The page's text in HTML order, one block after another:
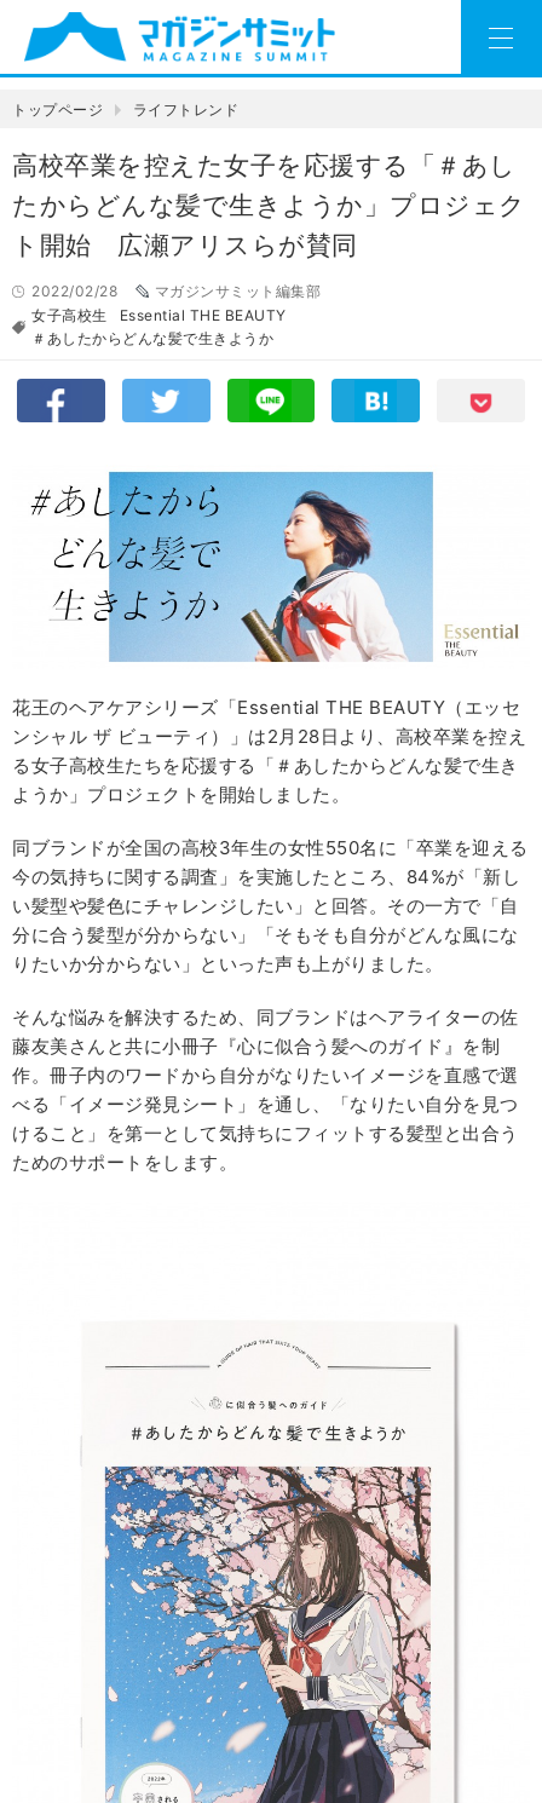
トップページ ライフトレンド
高校卒業を控えた女子を応援する「＃あし
たからどんな髪で生きようか」プロジェク
ト開始 広瀬アリスらが賛同
2022/02/28
マガジンサミット編集部
女子高校生
Essential THE BEAUTY
＃あしたからどんな髪で生きようか
花王のヘアケアシリーズ「Essential THE BEAUTY（エッセ
ンシャル ザ ビューティ）」は2月28日より、高校卒業を控え
る女子高校生たちを応援する「＃あしたからどんな髪で生き
ようか」プロジェクトを開始しました。
同ブランドが全国の高校3年生の女性550名に「卒業を迎える
今の気持ちに関する調査」を実施したところ、84%が「新し
い髪型や髪色にチャレンジしたい」と回答。その一方で「自
分に合う髪型が分からない」「そもそも自分がどんな風にな
りたいか分からない」といった声も上がりました。
そんな悩みを解決するため、同ブランドはヘアライターの佐
藤友美さんと共に小冊子『心に似合う髪へのガイド』を制
作。冊子内のワードから自分がなりたいイメージを直感で選
べる「イメージ発見シート」を通し、「なりたい自分を見つ
けること」を第一として気持ちにフィットする髪型と出合う
ためのサポートをします。